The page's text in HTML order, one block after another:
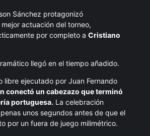
Sánchez protagonizó
actuación del torneo,
por completo a Cristiano
llegó en el tiempo añadido.
libre ejecutado por Juan Fernando
conectó un cabezazo que terminó
portuguesa. La celebración
unos segundos antes de que el
por un fuera de juego milimétrico.